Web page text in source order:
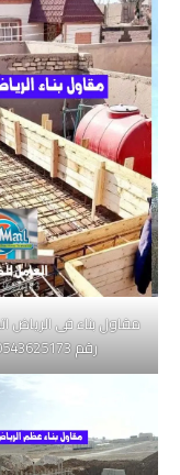
مقاول بناء فى الرياض
رقم 0543625173